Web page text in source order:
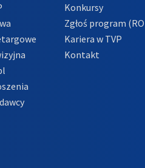
Konkursy
Zgłoś program
Kariera w TVP
Kontakt